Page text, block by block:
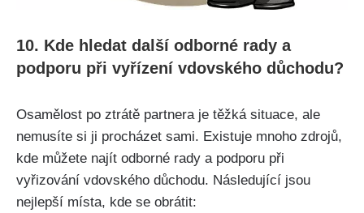
10. Kde hledat další odborné rady a
podporu při vyřízení vdovského důchodu?
Osamělost po ztrátě partnera je těžká situace, ale
nemusíte si ji procházet sami. Existuje mnoho zdrojů,
kde můžete najít odborné rady a podporu při
vyřizování vdovského důchodu. Následující jsou
nejlepší místa, kde se obrátit: